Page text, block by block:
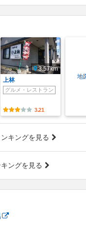
3.57km
上林
グルメ・レストラン
3.21
地
キングを見る
ングを見る